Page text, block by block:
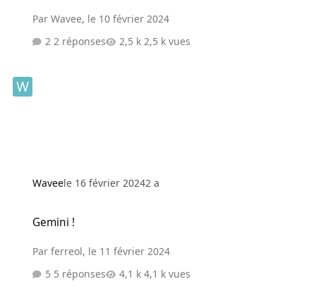
ParWavee, le 10 février 2024
2 réponses
2,5 k vues
Waveele 16 février 20242 a
Gemini !
Parferreol, le 11 février 2024
5 réponses
4,1 k vues